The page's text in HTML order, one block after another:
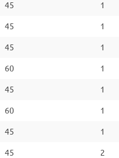
45 1
45 1
45 1
60 1
45 1
60 1
45 1
45 2